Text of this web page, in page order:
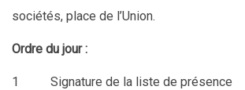
sociétés, place de l’Union.
Ordre du jour :
1 Signature de la liste de présence